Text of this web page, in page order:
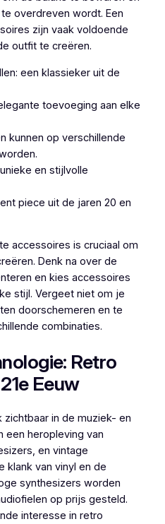
overdreven wordt. Een
zijn vaak voldoende
outfit te creëren.
een klassieker uit de
toevoeging aan elke
kunnen op verschillende
en stijlvolle
piece uit de jaren 20 en
accessoires is cruciaal om
Denk na over de
en kies accessoires
stijl. Vergeet niet om je
doorschemeren en te
combinaties.
Retro
Eeuw
zichtbaar in de muziek- en
een heropleving van
en vintage
klank van vinyl en de
synthesizers worden
op prijs gesteld.
interesse in retro